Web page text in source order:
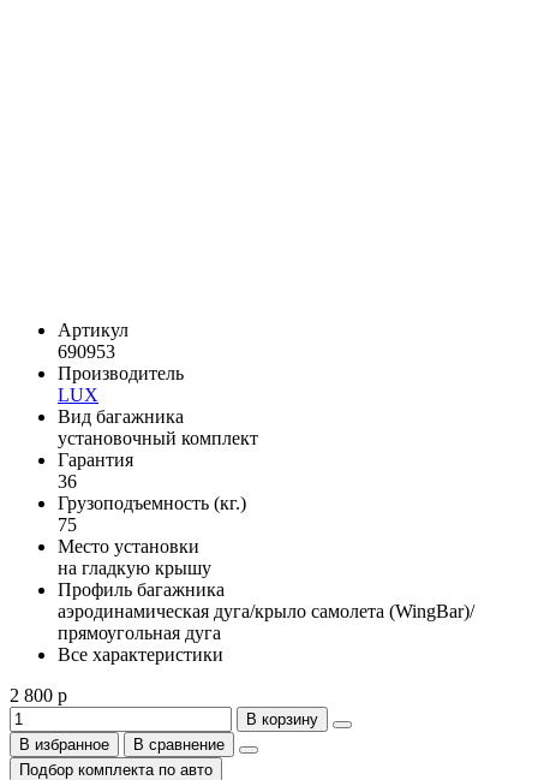
Артикул
690953
Производитель
LUX
Вид багажника
установочный комплект
Гарантия
36
Грузоподъемность (кг.)
75
Место установки
на гладкую крышу
Профиль багажника
аэродинамическая дуга/крыло самолета (WingBar)/
прямоугольная дуга
Все характеристики
2 800 р
В корзину
В избранное
В сравнение
Подбор комплекта по авто